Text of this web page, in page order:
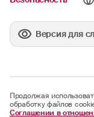
Версия для
Продолжая
обработку файлов
Соглашении в